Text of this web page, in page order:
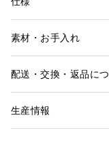
素材・お手入れ
配送・交換・返品に
生産情報